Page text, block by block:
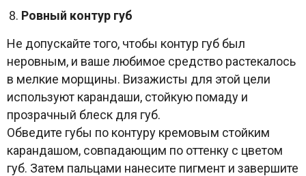
Ровный контур губ
Не допускайте того, чтобы контур губ был
неровным, и ваше любимое средство растекалось
в мелкие морщины. Визажисты для этой цели
используют карандаши, стойкую помаду и
прозрачный блеск для губ.
Обведите губы по контуру кремовым стойким
карандашом, совпадающим по оттенку с цветом
губ. Затем пальцами нанесите пигмент и завершите